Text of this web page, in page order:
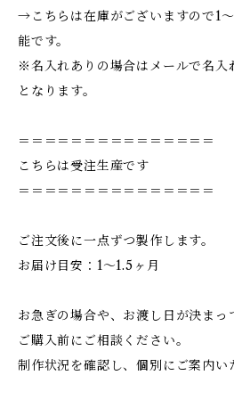
→こちらは在庫がございますので1
能です。
※名入れありの場合はメールで名入
となります。
＝＝＝＝＝＝＝＝＝＝＝＝＝＝＝
こちらは受注生産です
＝＝＝＝＝＝＝＝＝＝＝＝＝＝＝
ご注文後に一点ずつ製作します。
お届け目安：1〜1.5ヶ月
お急ぎの場合や、お渡し日が決まっ
ご購入前にご相談ください。
制作状況を確認し、個別にご案内い